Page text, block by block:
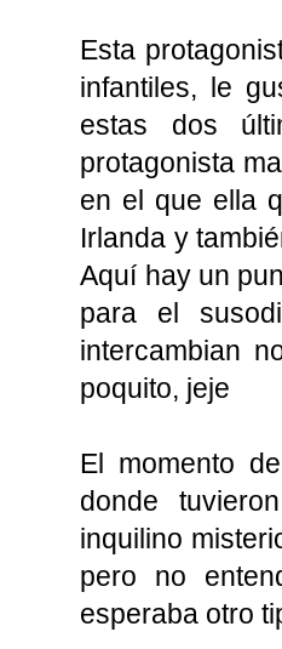
Esta
infantiles, le
estas dos
protagonista
en el que ella
Irlanda y
Aquí hay un
para el
intercambian
poquito, jeje
El momento
donde
inquilino
pero no
esperaba otro